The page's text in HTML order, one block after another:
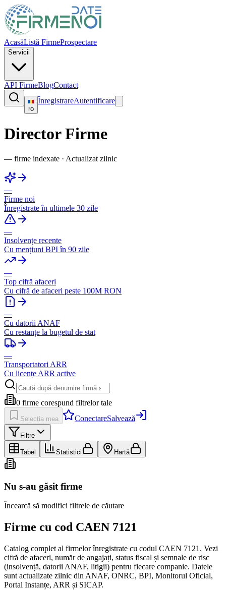
AcasăListă FirmeProspectare
Servicii
API FirmeBlogContact
ro
ÎnregistrareAutentificare
Director Firme
— firme indexate · Actualizat zilnic
—
Firme noi
Înregistrate în ultimele 30 zile
—
Insolvențe recente
Cu mențiuni BPI în 90 zile
—
Top cifră afaceri
Cu cifră de afaceri peste 100M RON
—
Cu datorii ANAF
Cu restanțe la bugetul de stat
—
Transportatori ARR
Cu licențe ARR active
0 firme corespund filtrelor tale
Selecția mea ConectareSalvează
Filtre
Tabel Statistici Hartă
Nu s-au găsit firme
Încearcă să modifici filtrele de căutare
Firme cu cod CAEN 7121
Catalog complet al firmelor înregistrate cu codul CAEN 7121. Vezi
cifră de afaceri, număr de angajați, status fiscal și semnale de risc
(insolvență, datorii ANAF, litigii) pentru fiecare companie. Datele
sunt actualizate zilnic din ANAF, ONRC, BPI, Monitorul Oficial,
Portal Instanțe, ARR și SICAP.